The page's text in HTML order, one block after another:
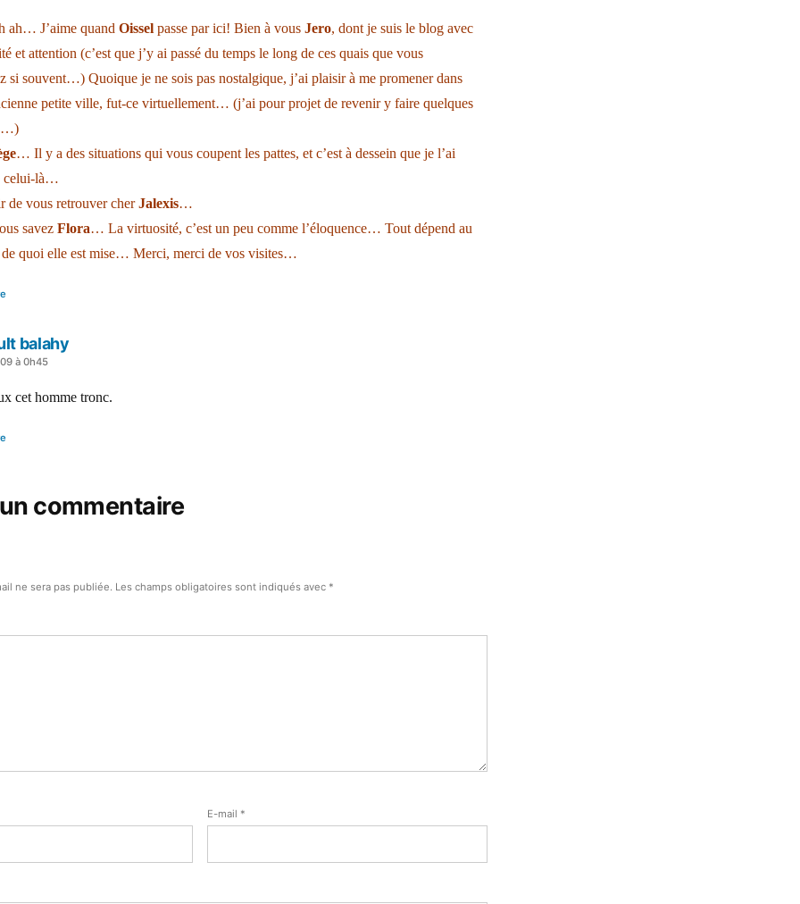
ah… J’aime quand Oissel passe par ici! Bien à vous Jero, dont je suis le blog avec
et attention (c’est que j’y ai passé du temps le long de ces quais que vous
si souvent…) Quoique je ne sois pas nostalgique, j’ai plaisir à me promener dans
petite ville, fut-ce virtuellement… (j’ai pour projet de revenir y faire quelques
… Il y a des situations qui vous coupent les pattes, et c’est à dessein que je l’ai
celui-là…
de vous retrouver cherJalexis…
savez Flora… La virtuosité, c’est un peu comme l’éloquence… Tout dépend au
de quoi elle est mise… Merci, merci de vos visites…
balahy
à 0h45
cet homme tronc.
commentaire
ne sera pas publiée. Les champs obligatoires sont indiqués avec *
E-mail *